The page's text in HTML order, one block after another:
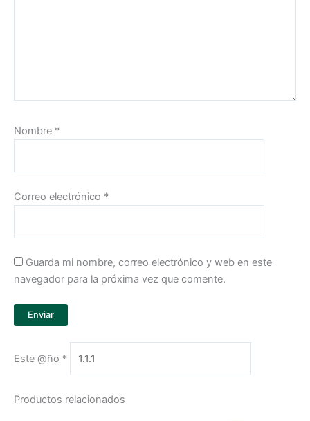
Nombre *
Correo electrónico *
Guarda mi nombre, correo electrónico y web en este
navegador para la próxima vez que comente.
Este @ño *
Productos relacionados